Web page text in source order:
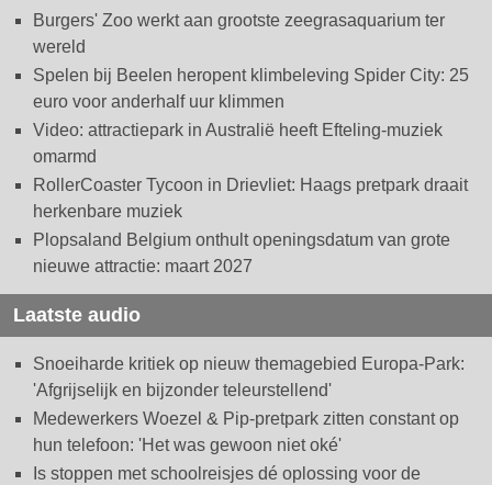
Burgers' Zoo werkt aan grootste zeegrasaquarium ter
wereld
Spelen bij Beelen heropent klimbeleving Spider City: 25
euro voor anderhalf uur klimmen
Video: attractiepark in Australië heeft Efteling-muziek
omarmd
RollerCoaster Tycoon in Drievliet: Haags pretpark draait
herkenbare muziek
Plopsaland Belgium onthult openingsdatum van grote
nieuwe attractie: maart 2027
Laatste audio
Snoeiharde kritiek op nieuw themagebied Europa-Park:
'Afgrijselijk en bijzonder teleurstellend'
Medewerkers Woezel & Pip-pretpark zitten constant op
hun telefoon: 'Het was gewoon niet oké'
Is stoppen met schoolreisjes dé oplossing voor de